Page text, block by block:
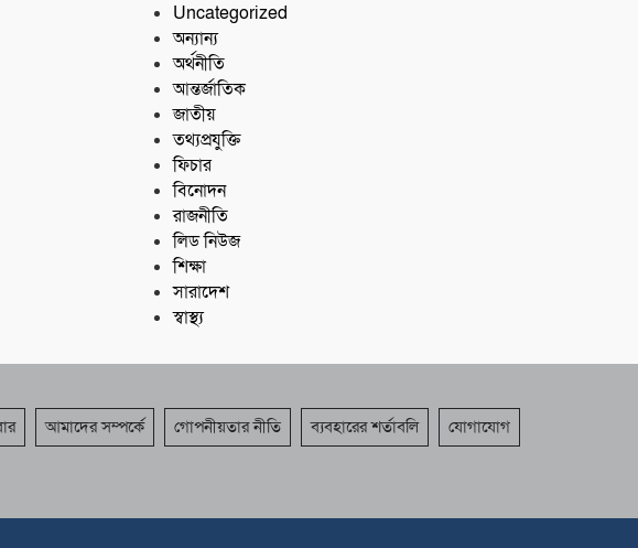
Uncategorized
অন্যান্য
অর্থনীতি
আন্তর্জাতিক
জাতীয়
তথ্যপ্রযুক্তি
ফিচার
বিনোদন
রাজনীতি
লিড নিউজ
শিক্ষা
সারাদেশ
স্বাস্থ্য
আমাদের সম্পর্কে গোপনীয়তার নীতি ব্যবহারের শর্তাবলি যোগাযোগ